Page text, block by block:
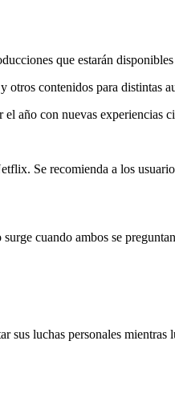
que estarán
otros contenidos para distintas
el año con nuevas experiencias
Se recomienda a los
cuando ambos se
sus luchas personales